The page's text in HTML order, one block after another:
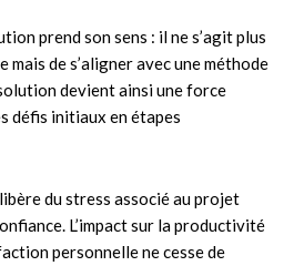
prend son sens : il ne s’agit plus
de s’aligner avec une méthode
devient ainsi une force
défis initiaux en étapes
du stress associé au projet
L’impact sur la productivité
personnelle ne cesse de